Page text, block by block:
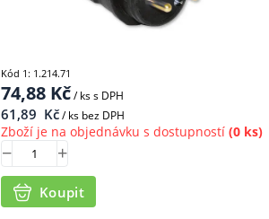
74,88 Kč/ kss DPH
61,89 Kč/ ks bez DPH
Zboží je na objednávku s dostupností (0 ks)
Koupit
Kód 1: 1.214.71